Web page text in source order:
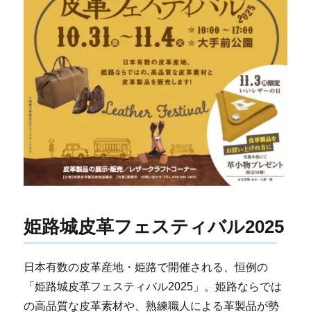
姫路城皮革フェスティバル2025
日本有数の皮革産地・姫路で開催される、恒例の
「姫路城皮革フェスティバル2025」。姫路ならでは
の高品質な皮革素材や、熟練職人による革製品が勢